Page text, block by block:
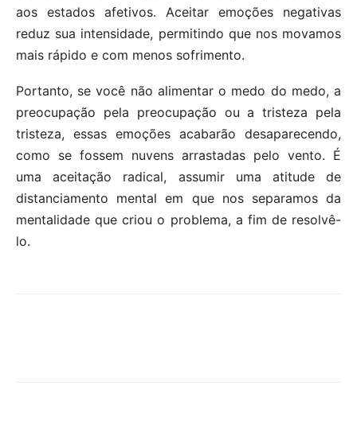
aos estados afetivos. Aceitar emoções negativas
reduz sua intensidade, permitindo que nos movamos
mais rápido e com menos sofrimento.
Portanto, se você não alimentar o medo do medo, a
preocupação pela preocupação ou a tristeza pela
tristeza, essas emoções acabarão desaparecendo,
como se fossem nuvens arrastadas pelo vento. É
uma aceitação radical, assumir uma atitude de
distanciamento mental em que nos separamos da
mentalidade que criou o problema, a fim de resolvê-
lo.